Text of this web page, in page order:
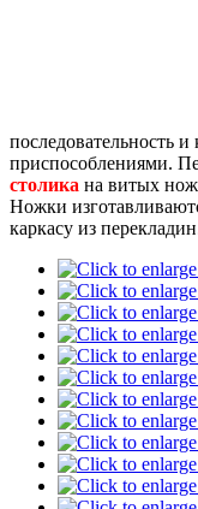
последовательность и
приспособлениями.
столика на витых
Ножки
каркасу из